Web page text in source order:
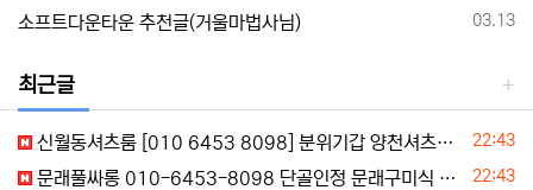
등록일
03.13
소프트다운타운 추천글(거울마법사님)
최근글
등록일
22:43
신월동셔츠룸 [010 6453 8098] 분위기갑 양천셔츠룸 신정역기모노룸 연락주세요
등록일
22:43
문래풀싸롱 010-6453-8098 단골인정 문래구미식 문래하드코어 주대정보